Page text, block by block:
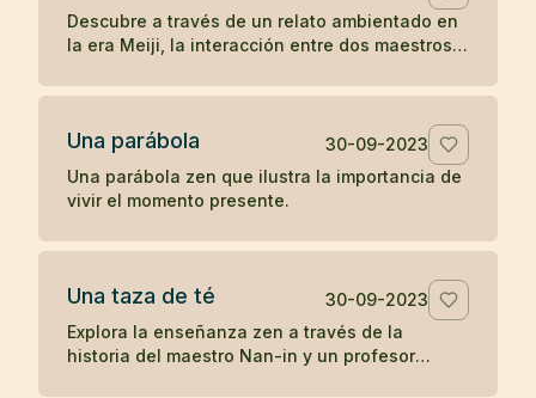
Descubre a través de un relato ambientado en
la era Meiji, la interacción entre dos maestros
concepto de humanidad y la percepción del
Una parábola
30-09-2023
Una parábola zen que ilustra la importancia de
vivir el momento presente.
Una taza de té
30-09-2023
Explora la enseñanza zen a través de la
historia del maestro Nan-in y un profesor